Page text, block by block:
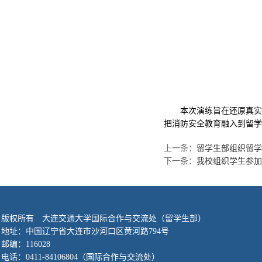
本次演练旨在还原真实
把消防安全教育融入到留
上一条： 留学生部组织留
下一条： 我校组织学生参
版权所有 大连交通大学国际合作与交流处（留学生部）
地址：中国辽宁省大连市沙河口区黄河路794号
邮编：116028
电话： 0411-84106804 （国际合作与交流处）